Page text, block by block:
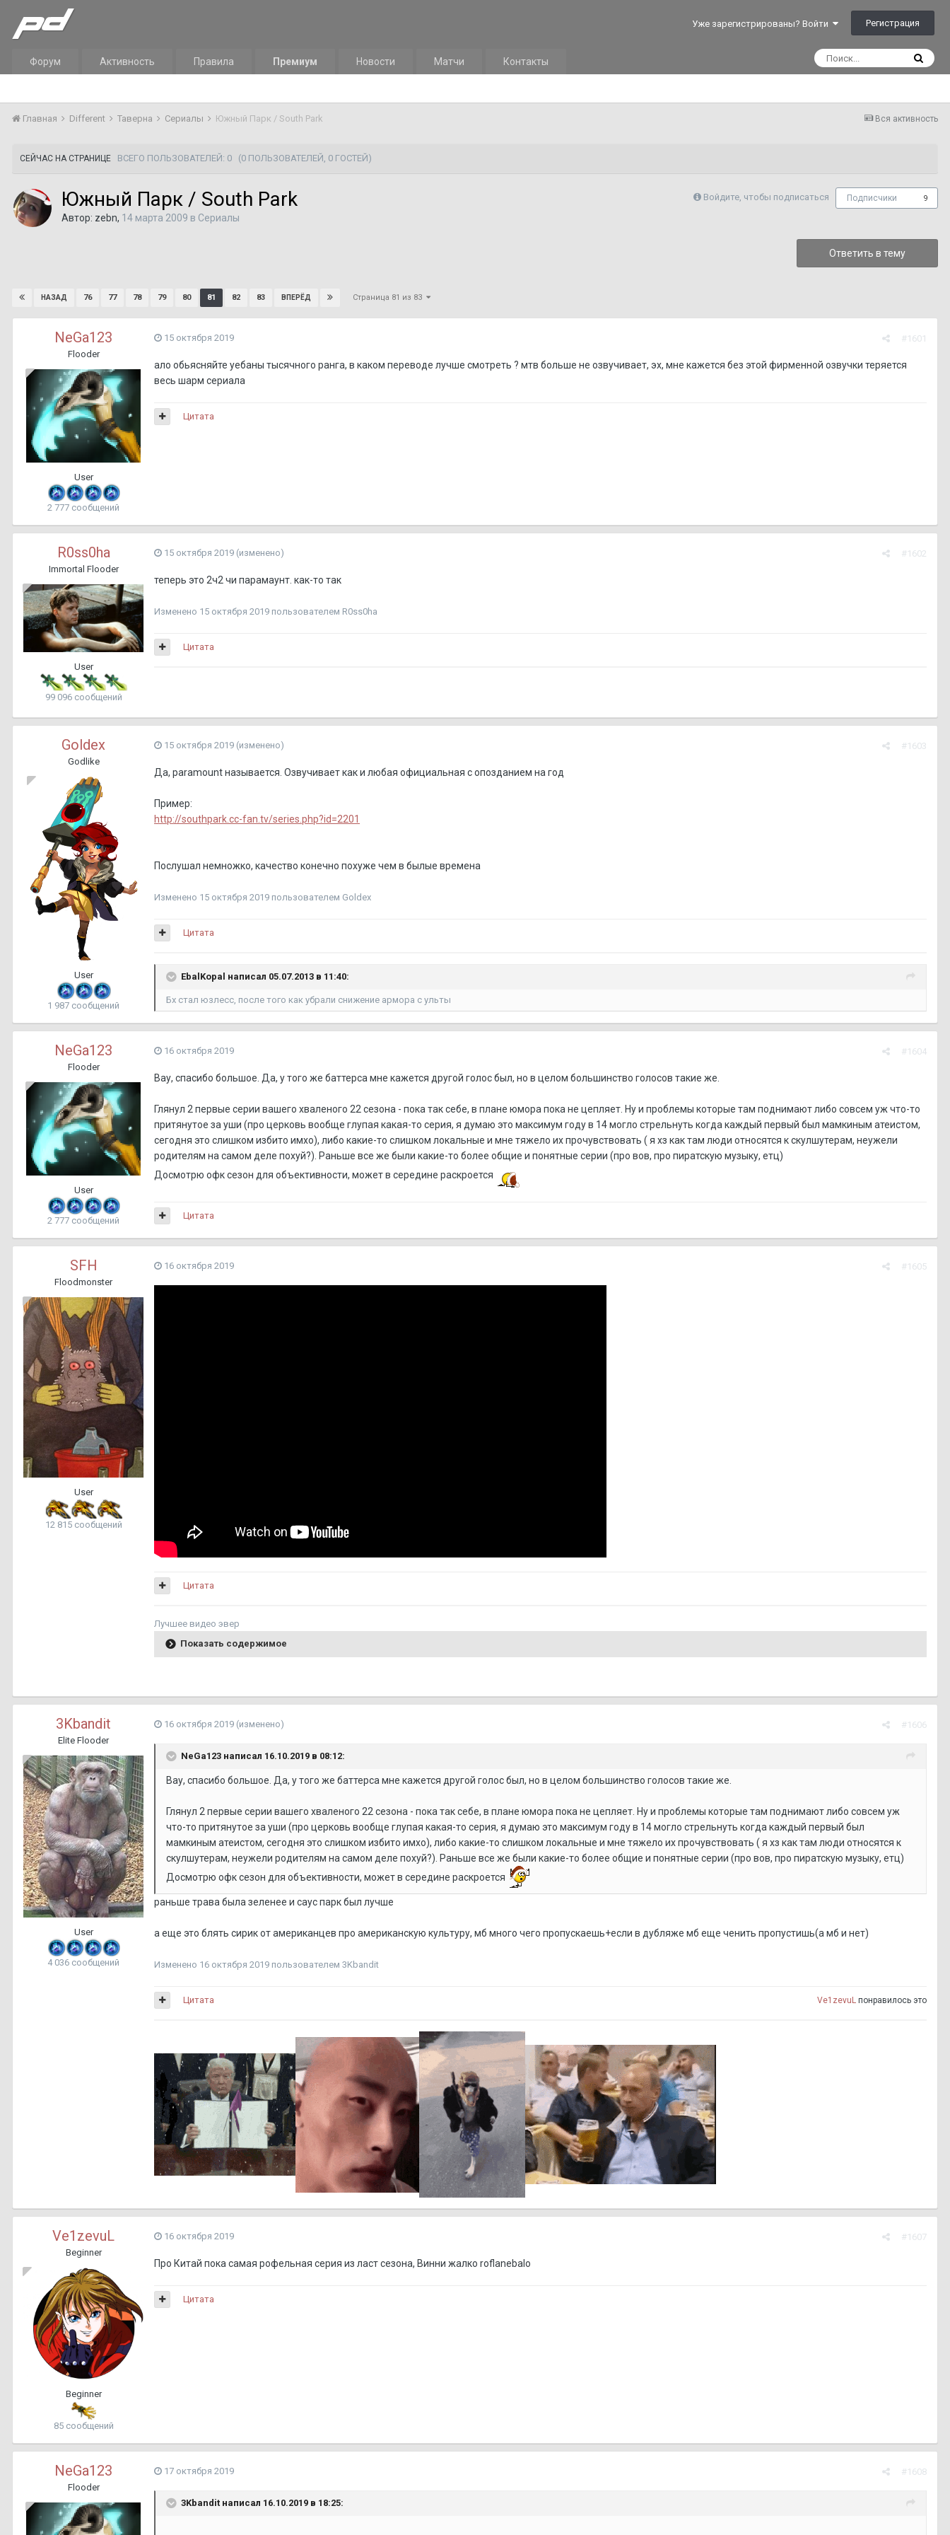
Уже зарегистрированы? Войти Регистрация
Форум Активность Правила Премиум Новости Матчи Контакты
Вся активность
Главная Different Таверна Сериалы Южный Парк / South Park
СЕЙЧАС НА СТРАНИЦЕ ВСЕГО ПОЛЬЗОВАТЕЛЕЙ: 0 (0 ПОЛЬЗОВАТЕЛЕЙ, 0 ГОСТЕЙ)
Войдите, чтобы подписаться Подписчики 9
Южный Парк / South Park
Автор: zebn, 14 марта 2009 в Сериалы
Ответить в тему
НАЗАД 76 77 78 79 80 81 82 83 ВПЕРЁД Страница 81 из 83
NeGa123
Flooder
User
2 777 сообщений
#1601
15 октября 2019
ало обьясняйте уебаны тысячного ранга, в каком переводе лучше смотреть ? мтв больше не озвучивает, эх, мне кажется без этой фирменной озвучки теряется
весь шарм сериала
Цитата
R0ss0ha
Immortal Flooder
User
99 096 сообщений
#1602
15 октября 2019 (изменено)
теперь это 2ч2 чи парамаунт. как-то так
Изменено 15 октября 2019 пользователем R0ss0ha
Цитата
Goldex
Godlike
User
1 987 сообщений
#1603
15 октября 2019 (изменено)
Да, paramount называется. Озвучивает как и любая официальная с опозданием на год
Пример:
http://southpark.cc-fan.tv/series.php?id=2201
Послушал немножко, качество конечно похуже чем в былые времена
Изменено 15 октября 2019 пользователем Goldex
Цитата
EbalKopal написал 05.07.2013 в 11:40:
Бх стал юзлесс, после того как убрали снижение армора с ульты
NeGa123
Flooder
User
2 777 сообщений
#1604
16 октября 2019
Вау, спасибо большое. Да, у того же баттерса мне кажется другой голос был, но в целом большинство голосов такие же.
Глянул 2 первые серии вашего хваленого 22 сезона - пока так себе, в плане юмора пока не цепляет. Ну и проблемы которые там поднимают либо совсем уж что-то
притянутое за уши (про церковь вообще глупая какая-то серия, я думаю это максимум году в 14 могло стрельнуть когда каждый первый был мамкиным атеистом,
сегодня это слишком избито имхо), либо какие-то слишком локальные и мне тяжело их прочувствовать ( я хз как там люди относятся к скулшутерам, неужели
родителям на самом деле похуй?). Раньше все же были какие-то более общие и понятные серии (про вов, про пиратскую музыку, етц)
Досмотрю офк сезон для объективности, может в середине раскроется
Цитата
SFH
Floodmonster
User
12 815 сообщений
#1605
16 октября 2019
Цитата
Лучшее видео эвер
Показать содержимое
3Kbandit
Elite Flooder
User
4 036 сообщений
#1606
16 октября 2019 (изменено)
NeGa123 написал 16.10.2019 в 08:12:
Вау, спасибо большое. Да, у того же баттерса мне кажется другой голос был, но в целом большинство голосов такие же.
Глянул 2 первые серии вашего хваленого 22 сезона - пока так себе, в плане юмора пока не цепляет. Ну и проблемы которые там поднимают либо совсем уж
что-то притянутое за уши (про церковь вообще глупая какая-то серия, я думаю это максимум году в 14 могло стрельнуть когда каждый первый был
мамкиным атеистом, сегодня это слишком избито имхо), либо какие-то слишком локальные и мне тяжело их прочувствовать ( я хз как там люди относятся к
скулшутерам, неужели родителям на самом деле похуй?). Раньше все же были какие-то более общие и понятные серии (про вов, про пиратскую музыку, етц)
Досмотрю офк сезон для объективности, может в середине раскроется
раньше трава была зеленее и саус парк был лучше
а еще это блять сирик от американцев про американскую культуру, мб много чего пропускаешь+если в дубляже мб еще ченить пропустишь(а мб и нет)
Изменено 16 октября 2019 пользователем 3Kbandit
Ve1zevuL понравилось это
Цитата
Ve1zevuL
Beginner
Beginner
85 сообщений
#1607
16 октября 2019
Про Китай пока самая рофельная серия из ласт сезона, Винни жалко roflanebalo
Цитата
NeGa123
Flooder
#1608
17 октября 2019
3Kbandit написал 16.10.2019 в 18:25: